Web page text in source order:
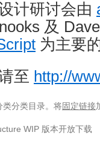
计研讨会由
及
为主要
至 http://
类分类目录。将固定链接
WIP 版本开放下载